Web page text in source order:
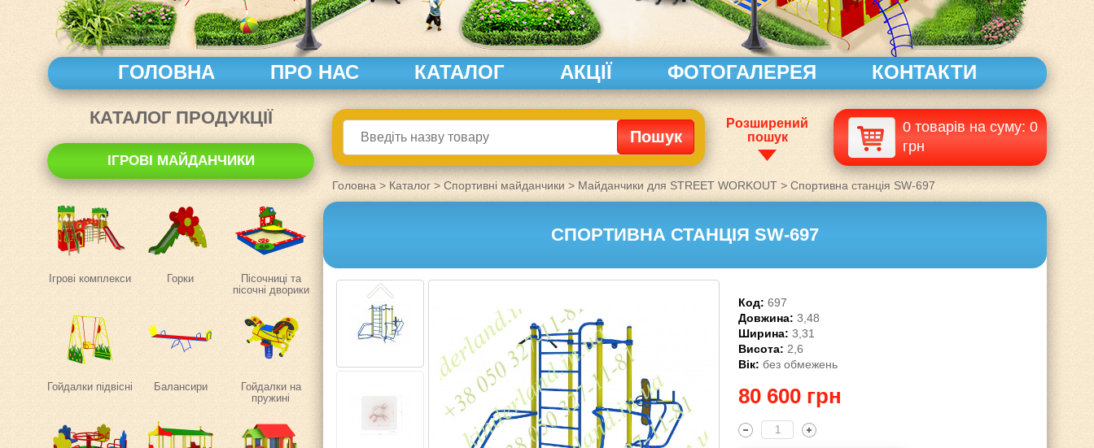
ГОЛОВНА ПРО НАС КАТАЛОГ АКЦІЇ ФОТОГАЛЕРЕЯ КОНТАКТИ
КАТАЛОГ ПРОДУКЦІЇ
ІГРОВІ МАЙДАНЧИКИ
Ігрові комплекси Горки
Пісочниці та
пісочні дворики
Гойдалки підвісні Балансири
Гойдалки на
пружині
0 товарів на суму: 0
грн
Розширений
пошук
Головна > Каталог > Спортивні майданчики > Майданчики для STREET WORKOUT > Спортивна станція SW-697
СПОРТИВНА СТАНЦІЯ SW-697
Код: 697
Довжина: 3,48
Ширина: 3,31
Висота: 2,6
Вік: без обмежень
80 600 грн